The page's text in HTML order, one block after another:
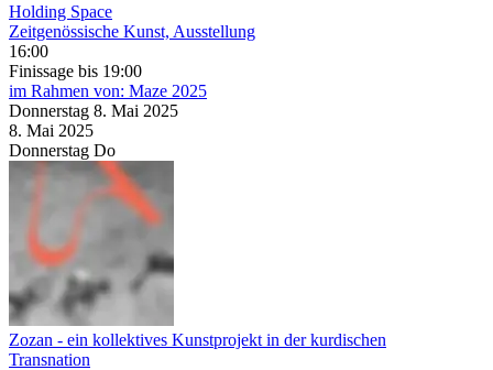
Holding Space
Zeitgenössische Kunst, Ausstellung
16:00
Finissage bis 19:00
im Rahmen von: Maze 2025
Donnerstag 8. Mai 2025
8. Mai 2025
Donnerstag Do
Zozan - ein kollektives Kunstprojekt in der kurdischen
Transnation